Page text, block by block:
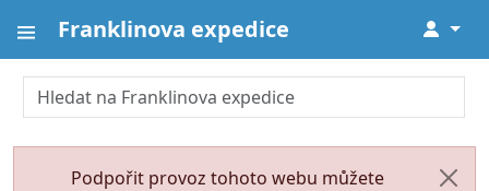
Franklinova expedice ↓
Podpořit provoz tohoto webu můžete